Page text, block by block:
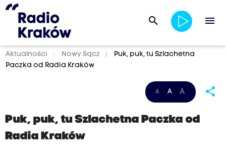
search menu
Aktualności Nowy Sącz
Puk, puk, tu Szlachetna
Paczka od Radia Kraków
A A A share
Puk, puk, tu Szlachetna Paczka od
Radia Kraków